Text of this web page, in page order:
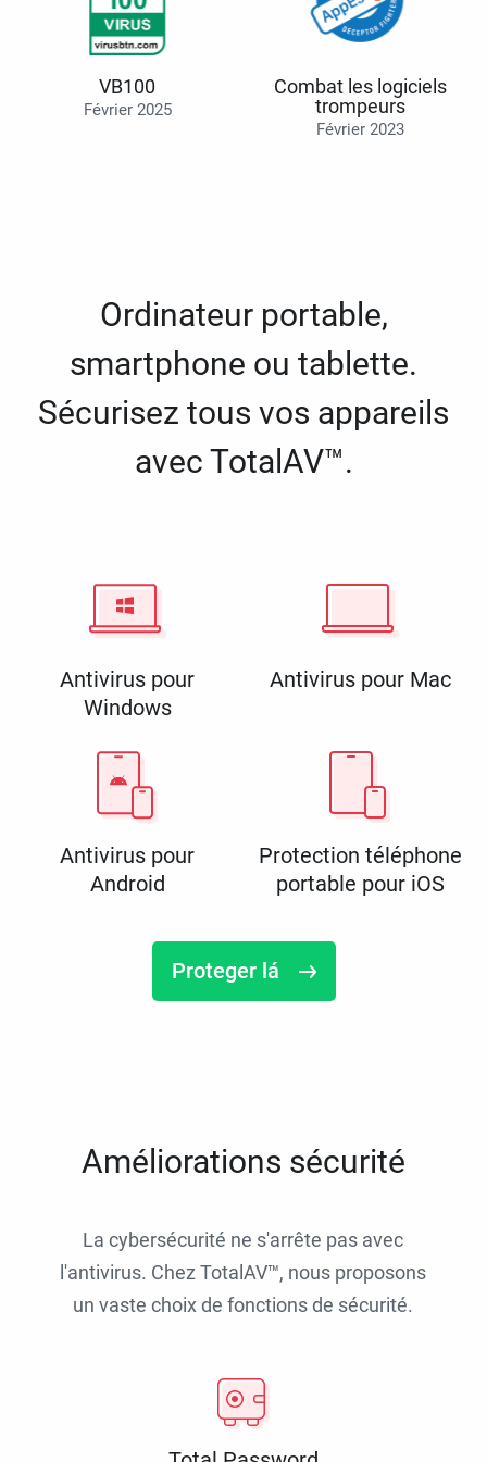
VB100
Février 2025
Combat les logiciels
trompeurs
Février 2023
Ordinateur portable,
smartphone ou tablette.
Sécurisez tous vos appareils
avec TotalAV™.
Antivirus pour
Windows
Antivirus pour Mac
Antivirus pour
Android
Protection téléphone
portable pour iOS
Proteger lá
Améliorations sécurité
La cybersécurité ne s'arrête pas avec
l'antivirus. Chez TotalAV™, nous proposons
un vaste choix de fonctions de sécurité.